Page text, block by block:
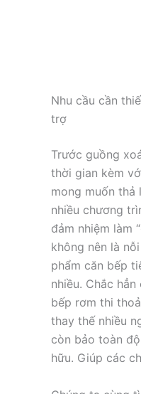
Nhu cầu cần
trợ
Trước guồng
thời gian kèm
mong muốn
nhiều chương
đảm nhiệm làm
không nên là
phẩm căn bếp
nhiều. Chắc
bếp rơm thi
thay thế nhiều
còn bảo toàn
hữu. Giúp các